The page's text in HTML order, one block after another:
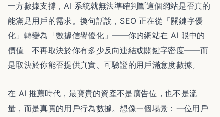
一方數據支撐，AI 系統就無法準確判斷這個網站是否真的
能滿足用戶的需求。換句話說，SEO 正在從「關鍵字優
化」轉變為「數據信譽優化」——你的網站在 AI 眼中的
價值，不再取決於你有多少反向連結或關鍵字密度——而
是取決於你能否提供真實、可驗證的用戶滿意度數據。
在 AI 推薦時代，最寶貴的資產不是廣告位，也不是流
量，而是真實的用戶行為數據。想像一個場景：一位用戶